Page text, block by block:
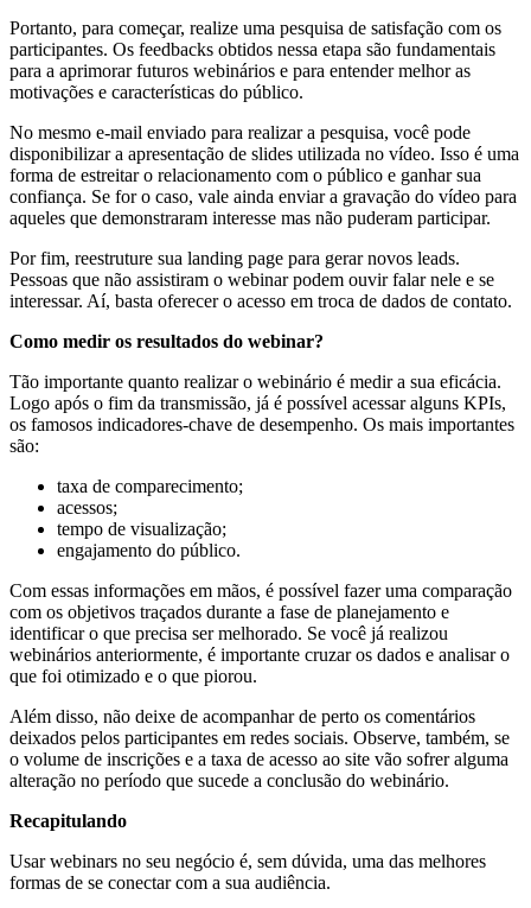
Portanto, para começar, realize uma pesquisa de satisfação com os
participantes. Os feedbacks obtidos nessa etapa são fundamentais
para a aprimorar futuros webinários e para entender melhor as
motivações e características do público.
No mesmo e-mail enviado para realizar a pesquisa, você pode
disponibilizar a apresentação de slides utilizada no vídeo. Isso é uma
forma de estreitar o relacionamento com o público e ganhar sua
confiança. Se for o caso, vale ainda enviar a gravação do vídeo para
aqueles que demonstraram interesse mas não puderam participar.
Por fim, reestruture sua landing page para gerar novos leads.
Pessoas que não assistiram o webinar podem ouvir falar nele e se
interessar. Aí, basta oferecer o acesso em troca de dados de contato.
Como medir os resultados do webinar?
Tão importante quanto realizar o webinário é medir a sua eficácia.
Logo após o fim da transmissão, já é possível acessar alguns KPIs,
os famosos indicadores-chave de desempenho. Os mais importantes
são:
taxa de comparecimento;
acessos;
tempo de visualização;
engajamento do público.
Com essas informações em mãos, é possível fazer uma comparação
com os objetivos traçados durante a fase de planejamento e
identificar o que precisa ser melhorado. Se você já realizou
webinários anteriormente, é importante cruzar os dados e analisar o
que foi otimizado e o que piorou.
Além disso, não deixe de acompanhar de perto os comentários
deixados pelos participantes em redes sociais. Observe, também, se
o volume de inscrições e a taxa de acesso ao site vão sofrer alguma
alteração no período que sucede a conclusão do webinário.
Recapitulando
Usar webinars no seu negócio é, sem dúvida, uma das melhores
formas de se conectar com a sua audiência.